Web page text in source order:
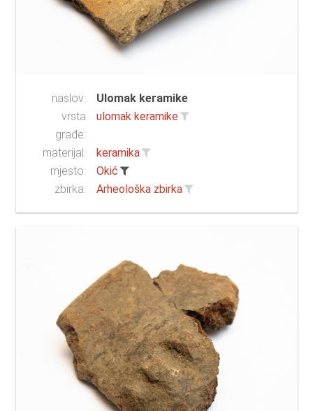
naslov:
Ulomak keramike
vrsta
građe:
ulomak keramike
materijal:
keramika
mjesto:
Okić
zbirka:
Arheološka zbirka